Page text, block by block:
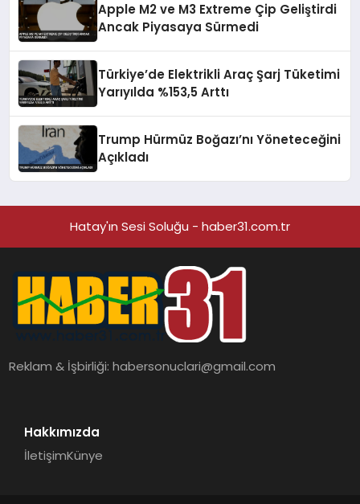
Apple M2 ve M3 Extreme Çip Geliştirdi
Ancak Piyasaya Sürmedi
Türkiye’de Elektrikli Araç Şarj Tüketimi
Yarıyılda %153,5 Arttı
Trump Hürmüz Boğazı’nı Yöneteceğini
Açıkladı
Hatay'ın Sesi Soluğu - haber31.com.tr
Reklam & İşbirliği:habersonuclari@gmail.com
Hakkımızda
İletişimKünye